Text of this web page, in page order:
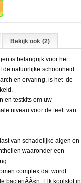
Bekijk ook (2)
is belangrijk voor het
de natuurlijke schoonheid.
en ervaring, is het de
en testkits om uw
niveau voor de teelt van
van schadelijke algen en
waaronder een
complex dat wordt
bacteriÃÂ«n. Elk koolstof in